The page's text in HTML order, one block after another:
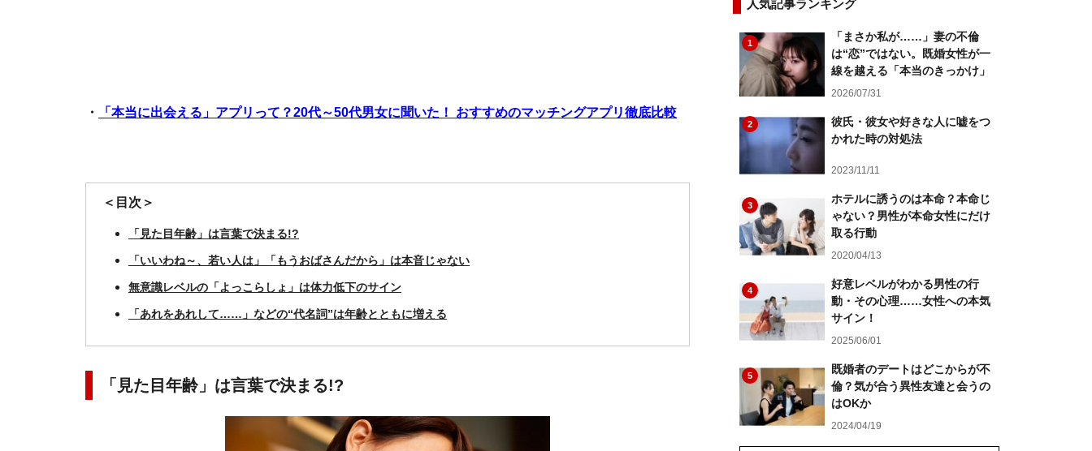
・ 「本当に出会える」アプリって？20代～50代男女に聞いた！ おすすめのマッチングアプリ徹底比較
＜目次＞
「見た目年齢」は言葉で決まる!?
「いいわね～、若い人は」「もうおばさんだから」は本音じゃない
無意識レベルの「よっこらしょ」は体力低下のサイン
「あれをあれして……」などの“代名詞”は年齢とともに増える
「見た目年齢」は言葉で決まる!?
人気記事ランキング
1
「まさか私が……」妻の不倫
は“恋”ではない。既婚女性が一
線を越える「本当のきっかけ」
2026/07/31
2
彼氏・彼女や好きな人に嘘をつ
かれた時の対処法
2023/11/11
3
ホテルに誘うのは本命？本命じ
ゃない？男性が本命女性にだけ
取る行動
2020/04/13
4
好意レベルがわかる男性の行
動・その心理……女性への本気
サイン！
2025/06/01
5
既婚者のデートはどこからが不
倫？気が合う異性友達と会うの
はOKか
2024/04/19